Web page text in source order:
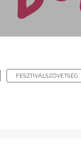
FESZTIVÁLSZÖVETSÉG